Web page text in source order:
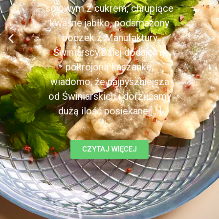
sojowym z cukrem, chrupiące
kwaśne jabłko, podsmażony
boczek z Manufaktury
Świniarscy.Dalej dodajemy
pokrojoną kaszankę,
wiadomo, że najpyszniejsza
od Świniarskich i dorzucamy
dużą ilość posiekanej[...]
CZYTAJ WIĘCEJ